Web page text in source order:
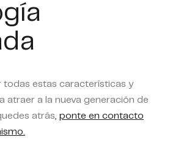
todas estas características y
atraer a la nueva generación de
atrás, ponte en contacto